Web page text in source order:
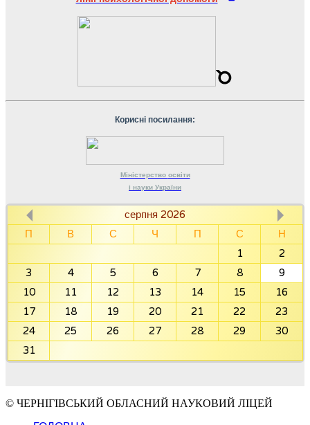
Корисні посилання:
Міністерство освіти
і науки України
серпня 2026
П
В С Ч П С
Н
1
2
3
4 5 6 7 8
9
10
11 12 13 14 15
16
17
18 19 20 21 22
23
24
25 26 27 28 29
30
31
© ЧЕРНІГІВСЬКИЙ ОБЛАСНИЙ НАУКОВИЙ ЛІЦЕЙ